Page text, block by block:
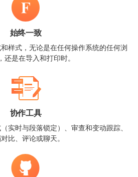
始终一致
样式，无论是在任何操作系统的任何浏
还是在导入和打印时。
协作工具
实时与段落锁定）、审查和变动跟踪、
比、评论或聊天。